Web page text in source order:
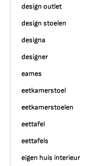
design outlet
design stoelen
designa
designer
eames
eetkamerstoel
eetkamerstoelen
eettafel
eettafels
eigen huis interieur